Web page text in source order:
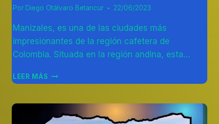
Por Diego Otálvaro Betancur 22/06/2023
Manizales, es una de las ciudades más
impresionantes de la región cafetera de
Colombia. Situada en la región andina, esta…
LEER MÁS DESCUBRE
LOS
TURÍSTICOS
DE